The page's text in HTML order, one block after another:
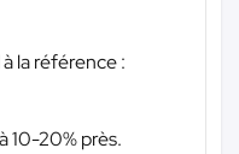
la référence :
10-20% près.